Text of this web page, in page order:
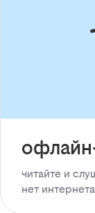
читайте и
нет интернета